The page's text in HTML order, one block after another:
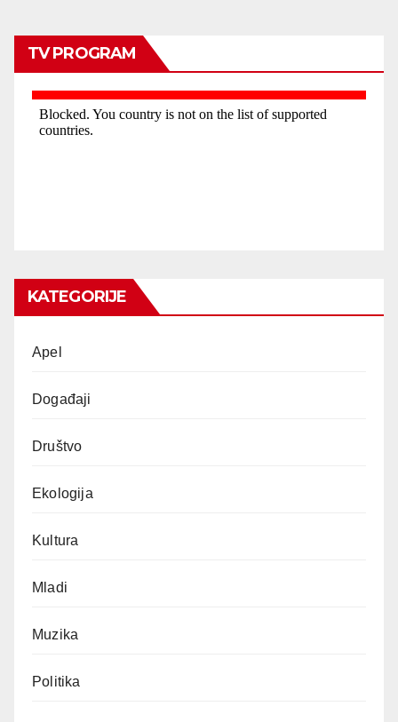
TV PROGRAM
KATEGORIJE
Apel
Događaji
Društvo
Ekologija
Kultura
Mladi
Muzika
Politika